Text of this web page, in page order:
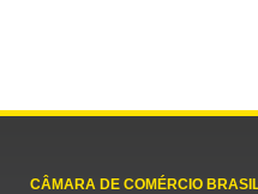
CÂMARA DE COMÉRCIO